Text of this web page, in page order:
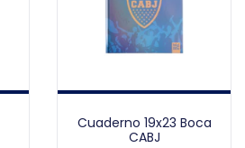
Cuaderno 19x23 Boca
CABJ